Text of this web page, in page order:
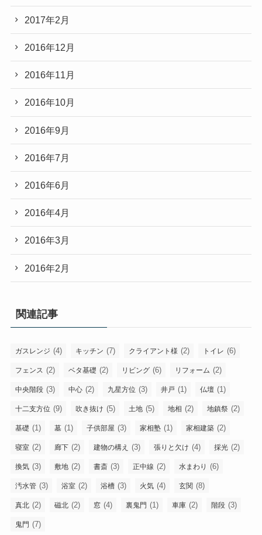
2017年2月
2016年12月
2016年11月
2016年10月
2016年9月
2016年7月
2016年6月
2016年4月
2016年3月
2016年2月
関連記事
ガスレンジ (4) キッチン (7) クライアント様 (2) トイレ (6)
フェンス (2) ベタ基礎 (2) リビング (6) リフォーム (2)
中央階段 (3) 中心 (2) 九星方位 (3) 井戸 (1) 仏壇 (1)
十二支方位 (9) 吹き抜け (5) 土地 (5) 地相 (2) 地鎮祭 (2)
基礎 (1) 墓 (1) 子供部屋 (3) 家相塾 (1) 家相建築 (2)
寝室 (2) 廊下 (2) 建物の構え (3) 張りと欠け (4) 採光 (2)
換気 (3) 敷地 (2) 書斎 (3) 正中線 (2) 水まわり (6)
汚水管 (3) 浴室 (2) 浴槽 (3) 火気 (4) 玄関 (8)
真北 (2) 磁北 (2) 窓 (4) 裏鬼門 (1) 車庫 (2) 階段 (3)
鬼門 (7)